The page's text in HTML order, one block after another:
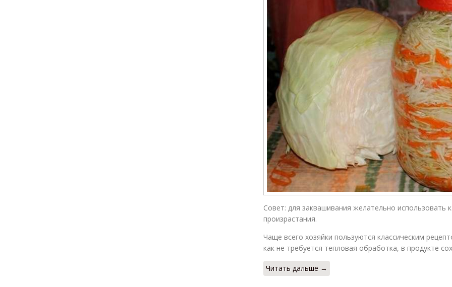
Капуста с
морковью
Капуста при
мариновании
Соленая капуста
Маринад для
капусты
Капуста без
стерилизации
Капуста в
кастрюле
Капусты на зиму
Капуста с
яблочным
капуста
Капуста в
домашних
Капуста с
растительным
Совет: для заквашивания желательно использовать
произрастания.
Чаще всего хозяйки пользуются классическим
как не требуется тепловая обработка, в продукте
Читать дальше →